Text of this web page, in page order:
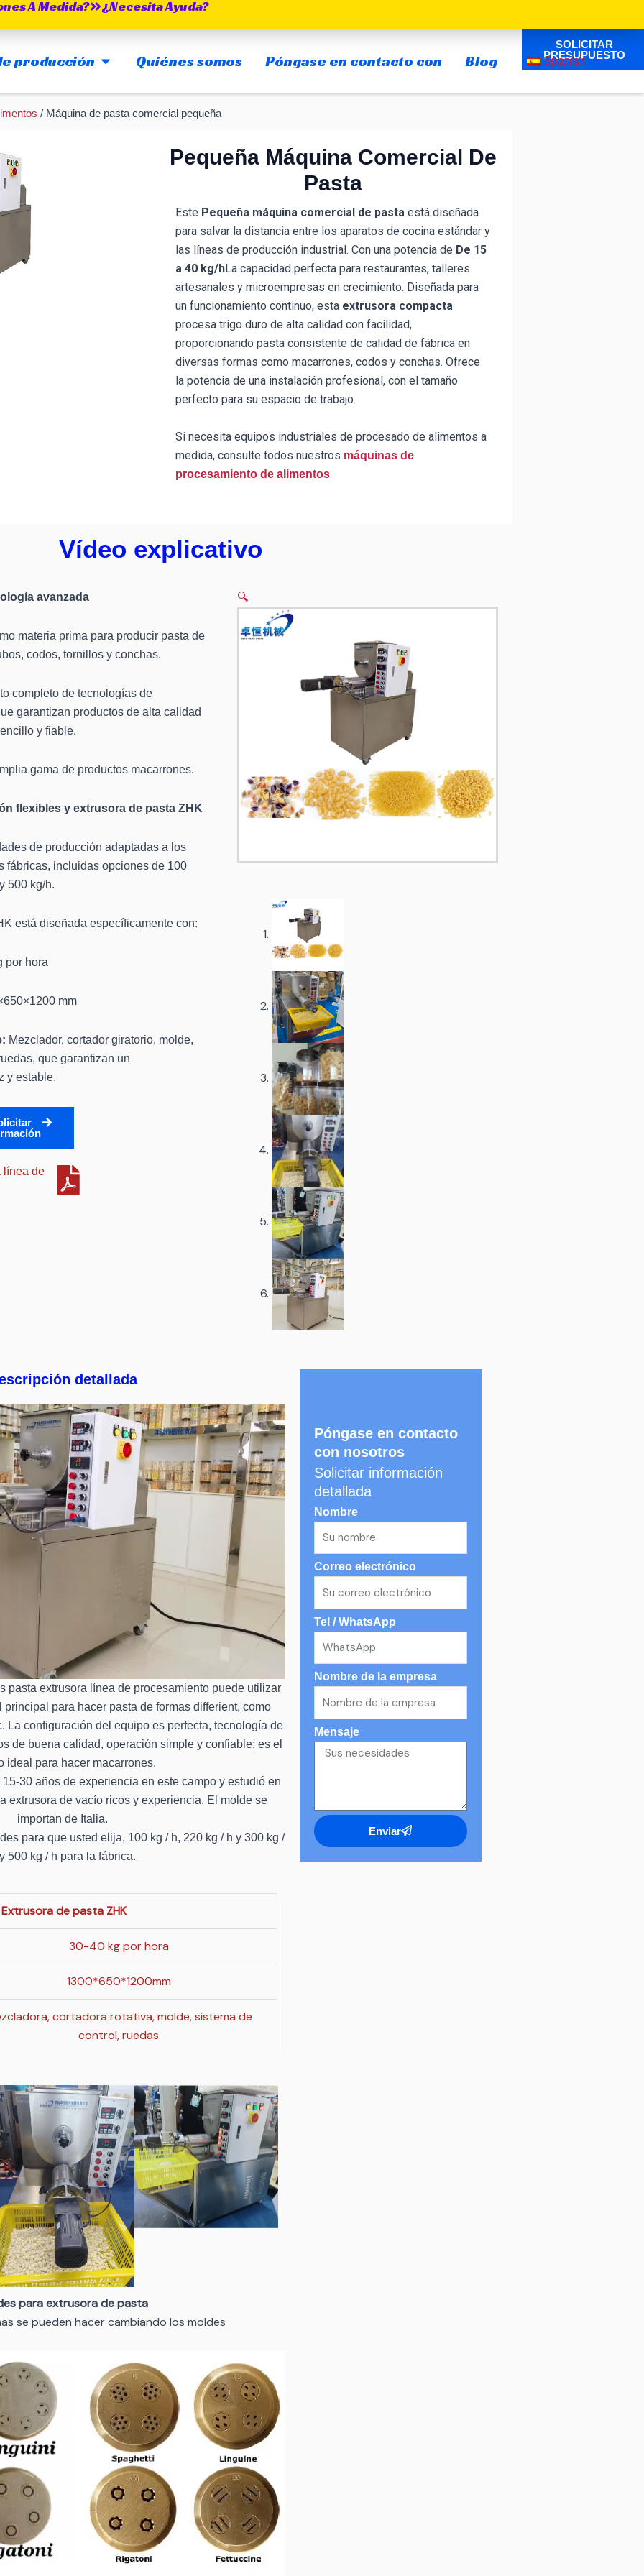
A Medida? ¿Necesita Ayuda?
producción ABIERTO MAIN PRODUCTION LINES
Quiénes somos Póngase en contacto con Blog Spanish
SOLICITAR
PRESUPUESTO
/ Máquina de pasta comercial pequeña
Pequeña Máquina Comercial De
Pasta
Este Pequeña máquina comercial de pasta está diseñada
para salvar la distancia entre los aparatos de cocina estándar y
las líneas de producción industrial. Con una potencia de De 15
a 40 kg/hLa capacidad perfecta para restaurantes, talleres
artesanales y microempresas en crecimiento. Diseñada para
un funcionamiento continuo, esta extrusora compacta
procesa trigo duro de alta calidad con facilidad,
proporcionando pasta consistente de calidad de fábrica en
diversas formas como macarrones, codos y conchas. Ofrece
la potencia de una instalación profesional, con el tamaño
perfecto para su espacio de trabajo.
Si necesita equipos industriales de procesado de alimentos a
medida, consulte todos nuestros máquinas de
procesamiento de alimentos.
Vídeo explicativo
avanzada
materia prima para producir pasta de
codos, tornillos y conchas.
completo de tecnologías de
garantizan productos de alta calidad
y fiable.
gama de productos macarrones.
flexibles y extrusora de pasta ZHK
de producción adaptadas a los
fábricas, incluidas opciones de 100
500 kg/h.
está diseñada específicamente con:
por hora
mm
Mezclador, cortador giratorio, molde,
que garantizan un
y estable.
línea de
🔍
detallada
pasta extrusora línea de procesamiento puede utilizar
para hacer pasta de formas differient, como
La configuración del equipo es perfecta, tecnología de
de buena calidad, operación simple y confiable; es el
ideal para hacer macarrones.
30 años de experiencia en este campo y estudió en
extrusora de vacío ricos y experiencia. El molde se
importan de Italia.
para que usted elija, 100 kg / h, 220 kg / h y 300 kg /
500 kg / h para la fábrica.
de pasta ZHK
30-40 kg por hora
1300*650*1200mm
cortadora rotativa, molde, sistema de
control, ruedas
para extrusora de pasta
se pueden hacer cambiando los moldes
Póngase en contacto
con nosotros
Solicitar información
detallada
Nombre
Correo electrónico
Tel / WhatsApp
Nombre de la empresa
Mensaje
Enviar